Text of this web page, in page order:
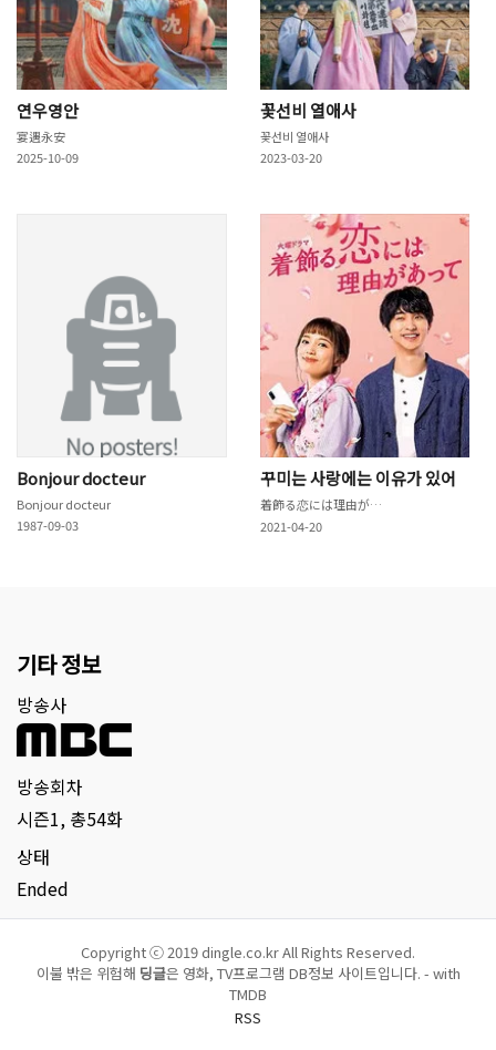
연우영안
宴遇永安
2025-10-09
꽃선비 열애사
꽃선비 열애사
2023-03-20
Bonjour docteur
Bonjour docteur
1987-09-03
꾸미는 사랑에는 이유가 있어
着飾る恋には理由があって
2021-04-20
기타 정보
방송사
방송회차
시즌1, 총54화
상태
Ended
Copyright ⓒ 2019 dingle.co.kr All Rights Reserved.
이불 밖은 위험해 딩글은 영화, TV프로그램 DB정보 사이트입니다. - with
TMDB
RSS